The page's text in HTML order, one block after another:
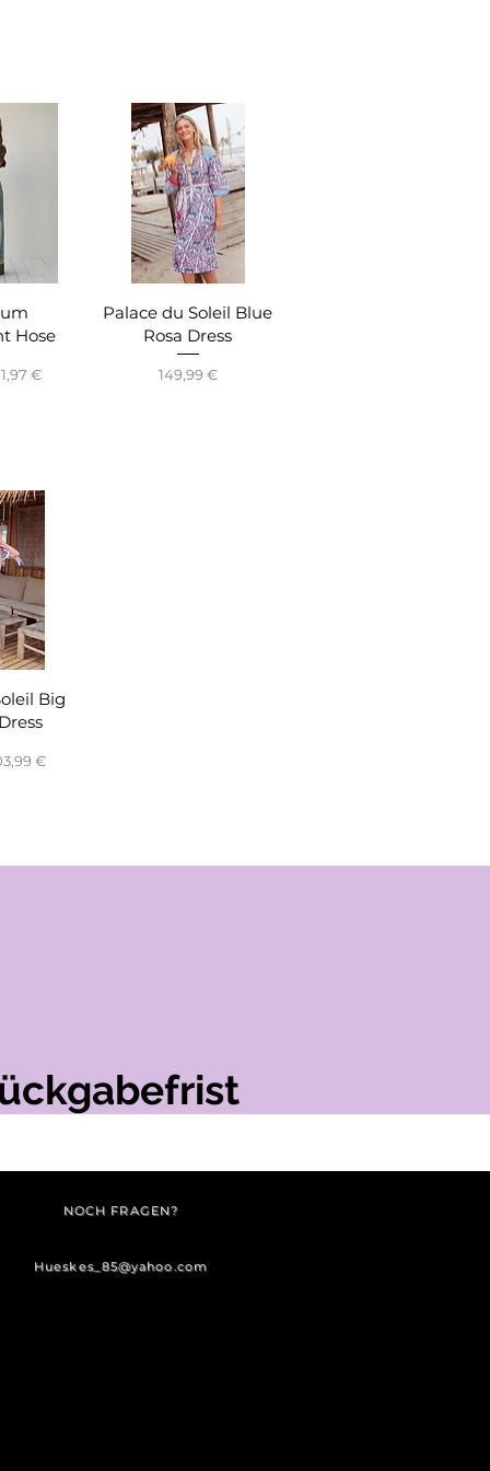
Hose
Preis
€
Schnellansicht
Palace du Soleil Blue
Rosa Dress
Preis
149,99 €
Big
Preis
€
NOCH FRAGEN?
Hueskes_85@yahoo.com